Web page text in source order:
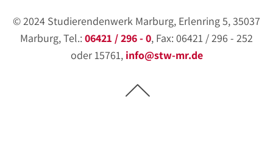
© 2024 Studierendenwerk Marburg, Erlenring 5, 35037
Marburg, Tel.: 06421 / 296 - 0, Fax: 06421 / 296 - 252
oder 15761, info@stw-mr.de